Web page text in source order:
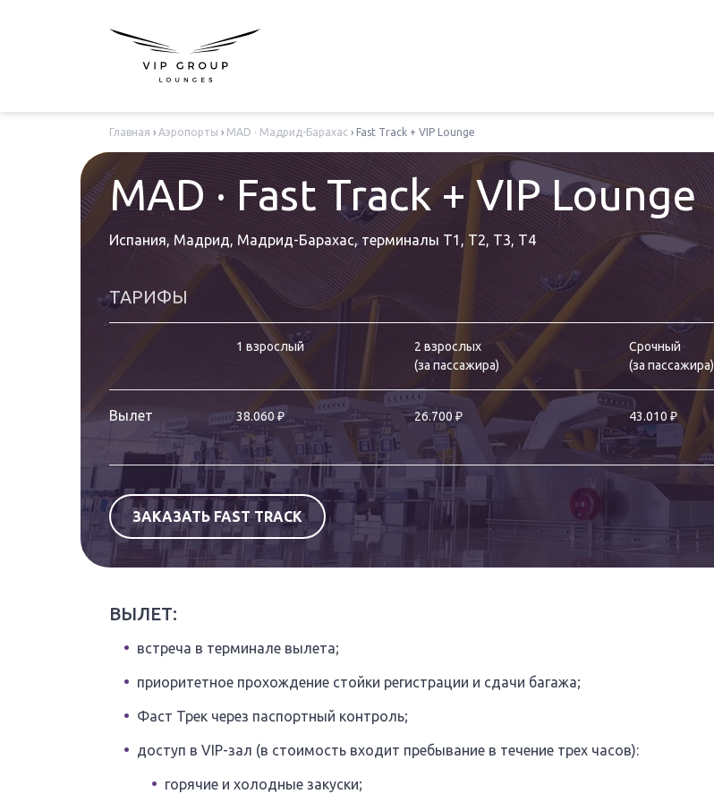
Главная › Аэропорты › MAD · Мадрид-Барахас › Fast Track + VIP Lounge
MAD · Fast Track + VIP Lounge
Испания, Мадрид, Мадрид-Барахас,терминалы T1, T2, T3, T4
ТАРИФЫ
1 взрослый
2 взрослых
(за пассажира)
Срочный
(за пассажира)
Вылет 38.060₽ 26.700 ₽ 43.010 ₽
ЗАКАЗАТЬ FAST TRACK
ВЫЛЕТ:
встреча в терминале вылета;
приоритетное прохождение стойки регистрации и сдачи багажа;
Фаст Трек через паспортный контроль;
доступ в VIP-зал (в стоимость входит пребывание в течение трех часов):
горячие и холодные закуски;